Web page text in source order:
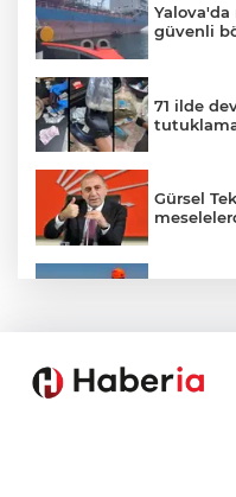
Yalova'da
güvenli
71 ilde
Gürsel
Yapay